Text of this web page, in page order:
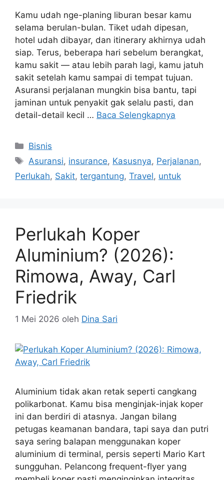
siap. Terus, beberapa hari sebelum berangkat,
kamu sakit — atau lebih parah lagi, kamu jatuh
sakit setelah kamu sampai di tempat tujuan.
Asuransi perjalanan mungkin bisa bantu, tapi
jaminan untuk penyakit gak selalu pasti, dan
detail-detail kecil … Baca Selengkapnya
Kategori
Bisnis
Tag
Asuransi ,insurance,Kasusnya,Perjalanan
Rimowa, Away, Carl
Friedrik
1 Mei 2026 olehDina Sari
Aluminium tidak akan retak seperti cangkang
polikarbonat. Kamu bisa menginjak-injak koper
petugas keamanan bandara, tapi saya dan putri
saya sering balapan menggunakan koper
aluminium di terminal, persis seperti Mario Kart
sungguhan. Pelancong frequent-flyer yang
membeli koper pasti menginginkan integritas
struktural dan keandalan ini. Cangkang kaku
dengan rangka logam …Baca Selengkapnya